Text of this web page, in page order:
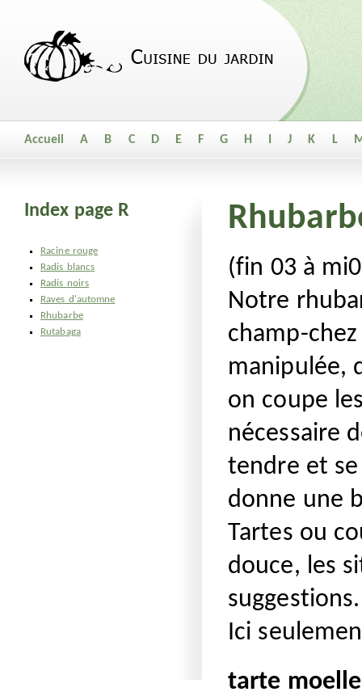
Accueil A B C D E F G H J K L
Index page R
Racine rouge
Radis blancs
Radis noirs
Raves d'automne
Rhubarbe
Rutabaga
(fin 03 à
Notre
champ-chez
manipulée,
on coupe
nécessaire
tendre et
donne une
Tartes ou
douce, les
suggestions.
Ici
tarte